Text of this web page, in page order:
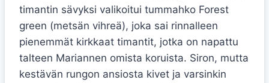
timantin sävyksi valikoitui tummahko Forest
green (metsän vihreä), joka sai rinnalleen
pienemmät kirkkaat timantit, jotka on napattu
talteen Mariannen omista koruista. Siron, mutta
kestävän rungon ansiosta kivet ja varsinkin